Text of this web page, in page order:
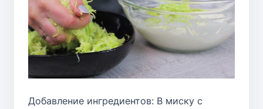
Добавление ингредиентов: В миску с